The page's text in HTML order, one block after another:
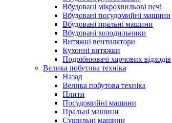
Вбудовані мікрохвильові печі
Вбудовані посудомийні машини
Вбудовані пральні машини
Вбудовані холодильники
Витяжні вентилятори
Кухонні витяжки
Подрібнювачі харчових відходів
Велика побутова техніка
Назад
Велика побутова техніка
Плити
Посудомийні машини
Пральні машини
Сушильні машини